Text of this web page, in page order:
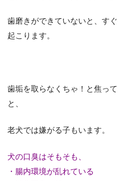
歯磨きができていないと、す
起こります。
歯垢を取らなくちゃ！と焦っ
と、
老犬では嫌がる子もいます。
犬の口臭はそもそも、
・腸内環境が乱れている